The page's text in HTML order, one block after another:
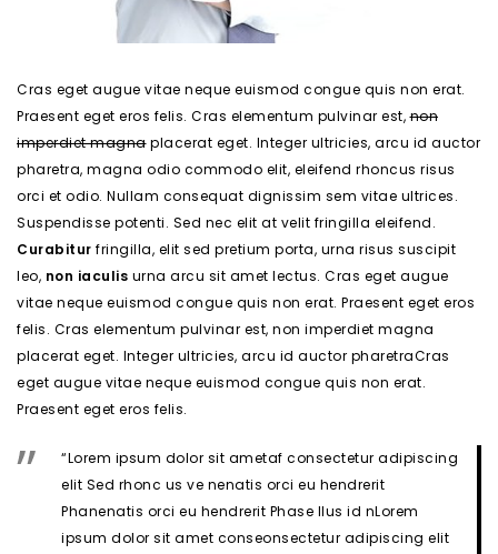
Cras eget augue vitae neque euismod congue quis non erat.
Praesent eget eros felis. Cras elementum pulvinar est,non
imperdiet magnaplacerat eget. Integer ultricies, arcu id auctor
pharetra, magna odio commodo elit, eleifend rhoncus risus
orci et odio. Nullam consequat dignissim sem vitae ultrices.
Suspendisse potenti. Sed nec elit at velit fringilla eleifend.
Curabitur fringilla, elit sed pretium porta, urna risus suscipit
leo, non iaculis urna arcu sit amet lectus. Cras eget augue
vitae neque euismod congue quis non erat. Praesent eget eros
felis. Cras elementum pulvinar est, non imperdiet magna
placerat eget. Integer ultricies, arcu id auctor pharetraCras
eget augue vitae neque euismod congue quis non erat.
Praesent eget eros felis.
“Lorem ipsum dolor sit ametaf consectetur adipiscing
elit Sed rhonc us ve nenatis orci eu hendrerit
Phanenatis orci eu hendrerit Phase llus id nLorem
ipsum dolor sit amet conseonsectetur adipiscing elit